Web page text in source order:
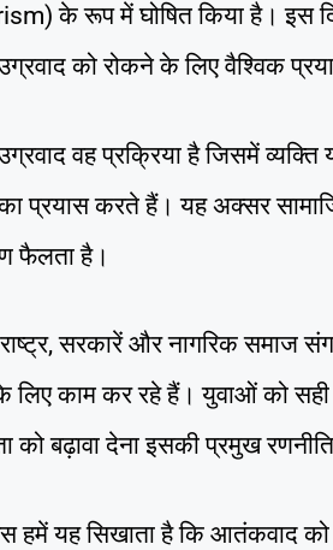
के रूप में घोषित किया है। इस
को रोकने के लिए वैश्विक
वह प्रक्रिया है जिसमें
प्रयास करते हैं। यह अक्सर
फैलता है।
सरकारें और नागरिक समाज
लिए काम कर रहे हैं। युवाओं को
को बढ़ावा देना इसकी प्रमुख
हमें यह सिखाता है कि आतंकवाद